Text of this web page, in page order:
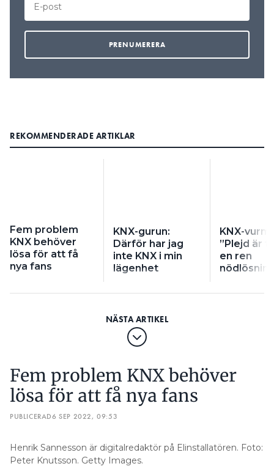
REKOMMENDERADE ARTIKLAR
Fem problem
KNX behöver
lösa för att få
nya fans
KNX-gurun:
Därför har jag
inte KNX i min
lägenhet
KNX-
”Plejd är
en ren
Fem problem KNX behöver
lösa för att få nya fans
PUBLICERAD6 SEP 2022, 09:53
Henrik Sannesson är digitalredaktör på Elinstallatören. Foto:
Peter Knutsson. Getty Images.